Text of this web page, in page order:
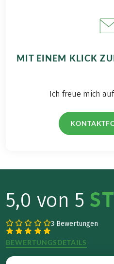
MIT EINEM KLICK
Ich freue mich
5,0 von 5
3 Bewertungen
BEWERTUNGSDETAILS